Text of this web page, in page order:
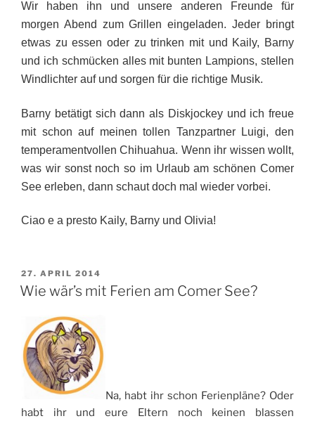
Wir haben ihn und unsere anderen Freunde für
morgen Abend zum Grillen eingeladen. Jeder bringt
etwas zu essen oder zu trinken mit und Kaily, Barny
und ich schmücken alles mit bunten Lampions, stellen
Windlichter auf und sorgen für die richtige Musik.
Barny betätigt sich dann als Diskjockey und ich freue
mit schon auf meinen tollen Tanzpartner Luigi, den
temperamentvollen Chihuahua. Wenn ihr wissen wollt,
was wir sonst noch so im Urlaub am schönen Comer
See erleben, dann schaut doch mal wieder vorbei.
Ciao e a presto Kaily, Barny und Olivia!
VERÖFFENTLICHT
AM
27. APRIL 2014
Wie wär’s mit Ferien am Comer See?
Na, habt ihr schon Ferienpläne? Oder
habt ihr und eure Eltern noch keinen blassen